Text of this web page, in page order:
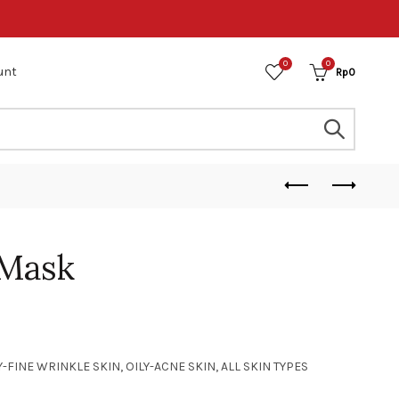
0 0
Rp0
FINE WRINKLE SKIN, OILY-ACNE SKIN, ALL SKIN TYPES